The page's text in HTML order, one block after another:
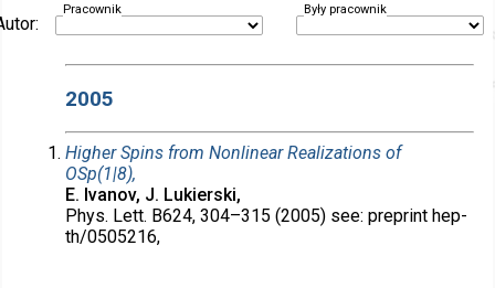
Pracownik Były pracownik
2005
Higher Spins from Nonlinear Realizations of
OSp(1|8),
E. Ivanov, J. Lukierski,
Phys. Lett. B624, 304–315 (2005) see: preprint hep-
th/0505216,